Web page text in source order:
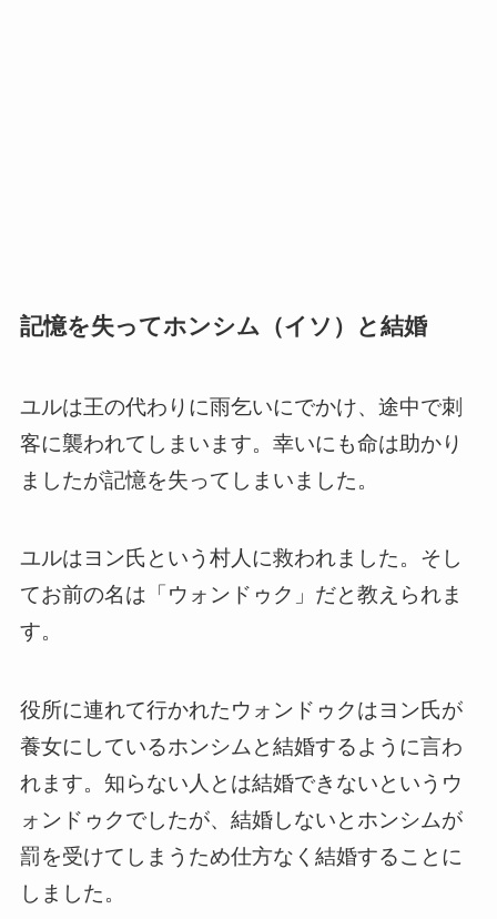
記憶を失ってホンシム（イソ）と結婚
ユルは王の代わりに雨乞いにでかけ、途中で刺
客に襲われてしまいます。幸いにも命は助かり
ましたが記憶を失ってしまいました。
ユルはヨン氏という村人に救われました。そし
てお前の名は「ウォンドゥク」だと教えられま
す。
役所に連れて行かれたウォンドゥクはヨン氏が
養女にしているホンシムと結婚するように言わ
れます。知らない人とは結婚できないというウ
ォンドゥクでしたが、結婚しないとホンシムが
罰を受けてしまうため仕方なく結婚することに
しました。